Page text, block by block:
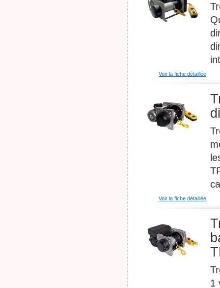
Voir la fiche détaillée
Voir la fiche détaillée
1